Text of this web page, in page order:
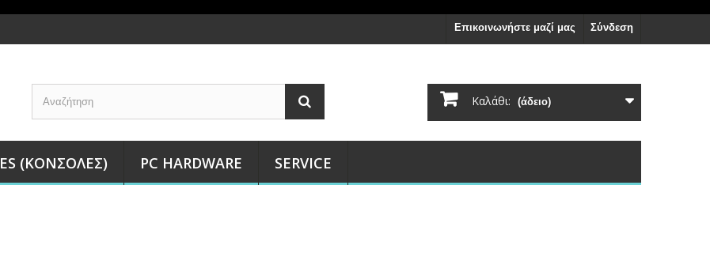
Σύνδεση
Επικοινωνήστε μαζί μας
Καλάθι: (άδειο)
(ΚΟΝΣΌΛΕΣ) PC HARDWARE SERVICE